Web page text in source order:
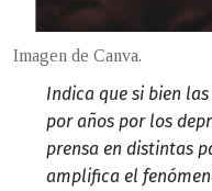
Imagen de Canva.
Indica que si bien
por años por los
prensa en distintas
amplifica el